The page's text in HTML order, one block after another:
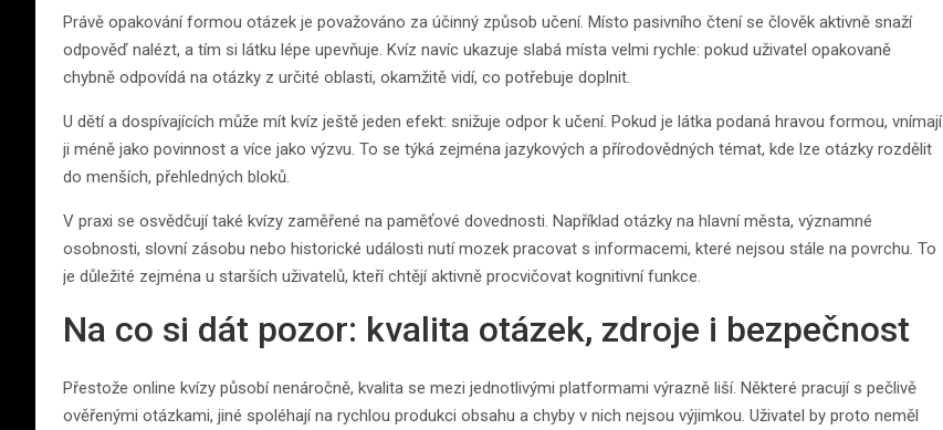
Právě opakování formou otázek je považováno za účinný způsob učení. Místo pasivního čtení se člověk aktivně snaží
odpověď nalézt, a tím si látku lépe upevňuje. Kvíz navíc ukazuje slabá místa velmi rychle: pokud uživatel opakovaně
chybně odpovídá na otázky z určité oblasti, okamžitě vidí, co potřebuje doplnit.
U dětí a dospívajících může mít kvíz ještě jeden efekt: snižuje odpor k učení. Pokud je látka podaná hravou formou, vnímají
ji méně jako povinnost a více jako výzvu. To se týká zejména jazykových a přírodovědných témat, kde lze otázky rozdělit
do menších, přehledných bloků.
V praxi se osvědčují také kvízy zaměřené na paměťové dovednosti. Například otázky na hlavní města, významné
osobnosti, slovní zásobu nebo historické události nutí mozek pracovat s informacemi, které nejsou stále na povrchu. To
je důležité zejména u starších uživatelů, kteří chtějí aktivně procvičovat kognitivní funkce.
Na co si dát pozor: kvalita otázek, zdroje i bezpečnost
Přestože online kvízy působí nenáročně, kvalita se mezi jednotlivými platformami výrazně liší. Některé pracují s pečlivě
ověřenými otázkami, jiné spoléhají na rychlou produkci obsahu a chyby v nich nejsou výjimkou. Uživatel by proto neměl